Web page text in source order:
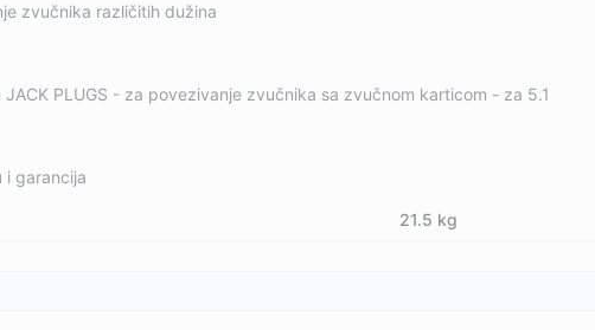
zvučnika različitih dužina
PLUGS - za povezivanje zvučnika sa zvučnom karticom - za 5.1
i garancija
21.5 kg